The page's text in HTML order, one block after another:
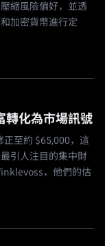
縮風險偏好，並透
加密貨幣進行定
轉化為市場訊號
正至約 $65,000，這
引人注目的集中財
，他們的估